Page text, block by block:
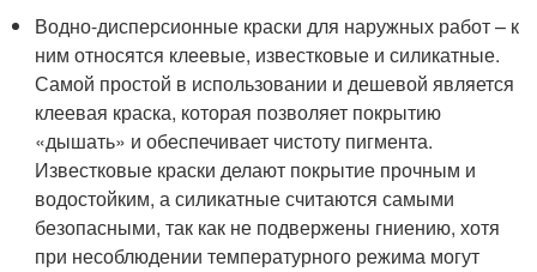
Водно-дисперсионные краски для наружных работ – к
ним относятся клеевые, известковые и силикатные.
Самой простой в использовании и дешевой является
клеевая краска, которая позволяет покрытию
«дышать» и обеспечивает чистоту пигмента.
Известковые краски делают покрытие прочным и
водостойким, а силикатные считаются самыми
безопасными, так как не подвержены гниению, хотя
при несоблюдении температурного режима могут